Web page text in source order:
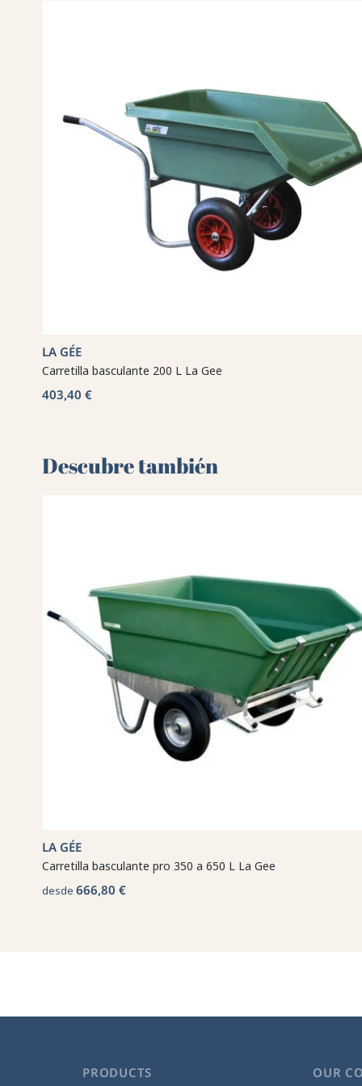
LA GÉE
Carretilla basculante 200 L La Gee
403,40 €
Descubre también 🌻
LA GÉE
Carretilla basculante pro 350 a 650 L La Gee
desde666,80 €
PRODUCTS OUR